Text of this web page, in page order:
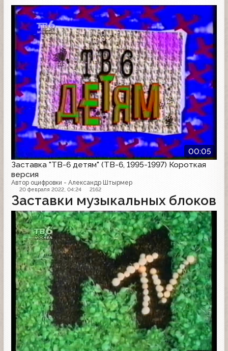
00:05
Заставка "ТВ-6 детям" (ТВ-6, 1995-1997) Короткая
версия
Автор оцифровки - Александр Штырмер
20 февраля 2022, 04:24 2162
Заставка
Заставки музыкальных блоков
Заставка